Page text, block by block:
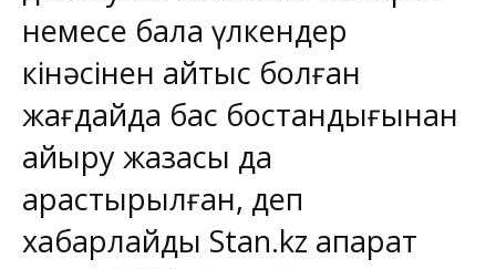
немесе бала үлкендер
кінәсінен қайтыс болған
жағдайда бас бостандығынан
айыру жазасы да
қарастырылған, деп
хабарлайды Stan.kz ақпарат